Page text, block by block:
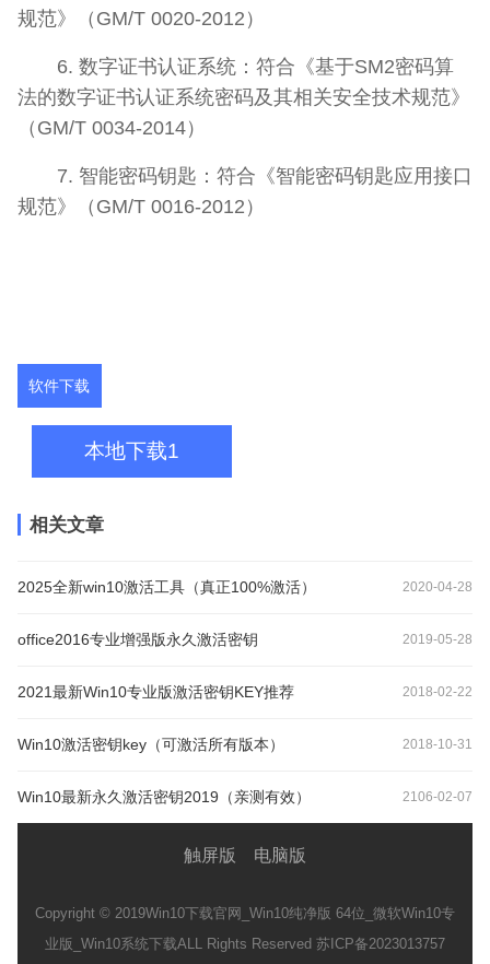
规范》（GM/T 0020-2012）
6. 数字证书认证系统：符合《基于SM2密码算
法的数字证书认证系统密码及其相关安全技术规范》
（GM/T 0034-2014）
7. 智能密码钥匙：符合《智能密码钥匙应用接口
规范》（GM/T 0016-2012）
软件下载
本地下载1
相关文章
2025全新win10激活工具（真正100%激活） 2020-04-28
office2016专业增强版永久激活密钥 2019-05-28
2021最新Win10专业版激活密钥KEY推荐 2018-02-22
Win10激活密钥key（可激活所有版本） 2018-10-31
Win10最新永久激活密钥2019（亲测有效） 2106-02-07
触屏版 电脑版
Copyright © 2019Win10下载官网_Win10纯净版 64位_微软Win10专
业版_Win10系统下载ALL Rights Reserved 苏ICP备2023013757